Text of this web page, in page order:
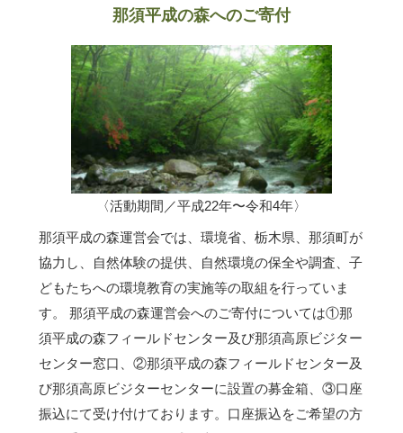
那須平成の森へのご寄付
〈活動期間／平成22年〜令和4年〉
那須平成の森運営会では、環境省、栃木県、那須町が
協力し、自然体験の提供、自然環境の保全や調査、子
どもたちへの環境教育の実施等の取組を行っていま
す。 那須平成の森運営会へのご寄付については①那
須平成の森フィールドセンター及び那須高原ビジター
センター窓口、②那須平成の森フィールドセンター及
び那須高原ビジターセンターに設置の募金箱、③口座
振込にて受け付けております。口座振込をご希望の方